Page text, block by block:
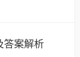
答案解析